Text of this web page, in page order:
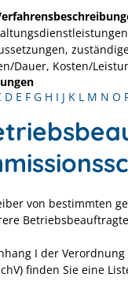
Dauer, Kosten/
D E F G H I J K L M N O
von bestimmten
I der
finden Sie eine